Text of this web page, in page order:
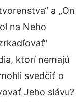
a „On
na Neho
ktorí nemajú
svedčiť o
Jeho slávu?